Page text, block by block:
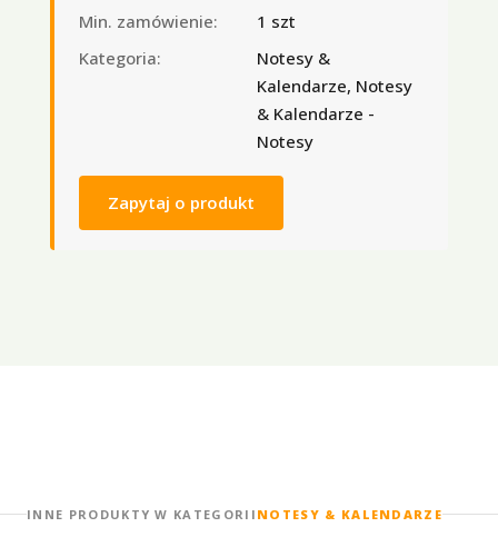
Min. zamówienie:
1 szt
Kategoria:
Notesy &
Kalendarze, Notesy
& Kalendarze -
Notesy
Zapytaj o produkt
INNE PRODUKTY W KATEGORII NOTESY & KALENDARZE